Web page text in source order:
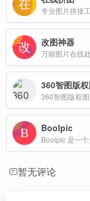
改图神器
万能图片在线
360智图版
Boolpic
暂无评论